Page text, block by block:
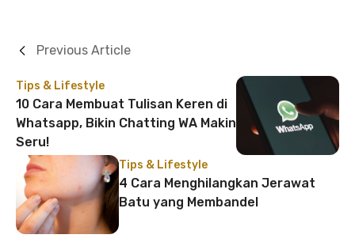
Tips & Lifestyle
10 Cara Membuat Tulisan Keren di
Whatsapp, Bikin Chatting WA Makin
Seru!
Previous Article
Tips & Lifestyle
4 Cara Menghilangkan Jerawat
Batu yang Membandel